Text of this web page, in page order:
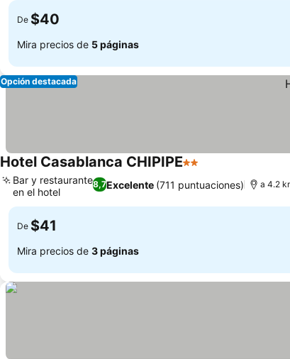
De $40
Mira precios de 5 páginas
Opción destacada
Hotel Casablanca CHIPIPE2 Estrellas
8,7Excelente (711 puntuaciones)
Bar y restaurante
en el hotel
a 4.2
De $41
Mira precios de 3 páginas